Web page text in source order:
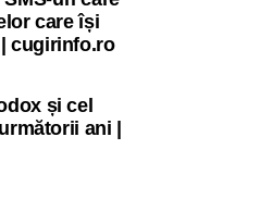
care își
cugirinfo.ro
și cel
ani |